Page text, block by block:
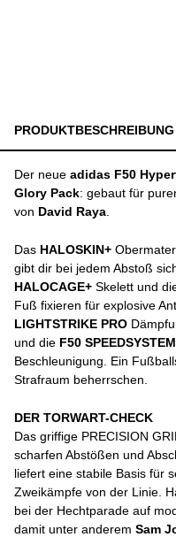
PRODUKTBESCHREIBUNG
Der neue adidas F50
Glory Pack: gebaut für
von David Raya
Das HALOSKIN+
gibt dir bei jedem Abstoß
HALOCAGE+ Skelett und
Fuß fixieren für explosive
LIGHTSTRIKE PRO
und die F50
Beschleunigung. Ein
Strafraum beherrschen.
DER TORWART-CHECK
Das griffige PRECISION
scharfen Abstößen und
liefert eine stabile Basis für
Zweikämpfe von der Linie.
bei der Hechtparade auf
damit unter anderem Sam